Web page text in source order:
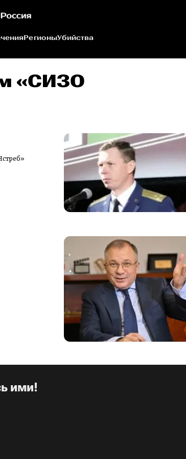
РегионыУбийства
«СИЗО
ими!